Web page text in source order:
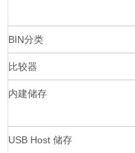
BIN分类
比较器
内建储存
USB Host 储存